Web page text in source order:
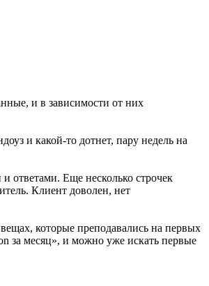
и в зависимости от них
и какой-то дотнет, пару недель на
ответами. Еще несколько строчек
Клиент доволен, нет
которые преподавались на первых
за месяц», и можно уже искать первые